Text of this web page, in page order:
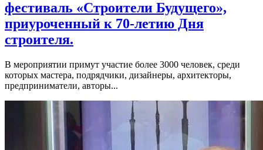
фестиваль «Строители Будущего»,
приуроченный к 70-летию Дня
строителя.
В мероприятии примут участие более 3000 человек, среди
которых мастера, подрядчики, дизайнеры, архитекторы,
предприниматели, авторы...